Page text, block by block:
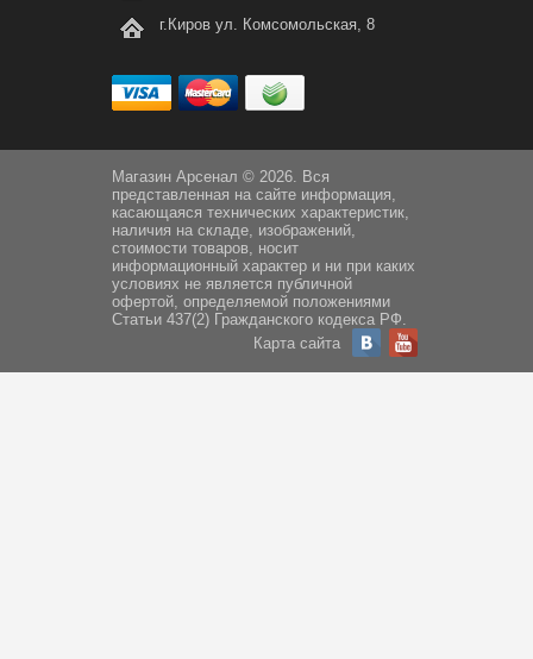
г.Киров ул. Комсомольская, 8
Магазин Арсенал © 2026. Вся
представленная на сайте информация,
касающаяся технических характеристик,
наличия на складе, изображений,
стоимости товаров, носит
информационный характер и ни при каких
условиях не является публичной
офертой, определяемой положениями
Статьи 437(2) Гражданского кодекса РФ.
Карта сайта